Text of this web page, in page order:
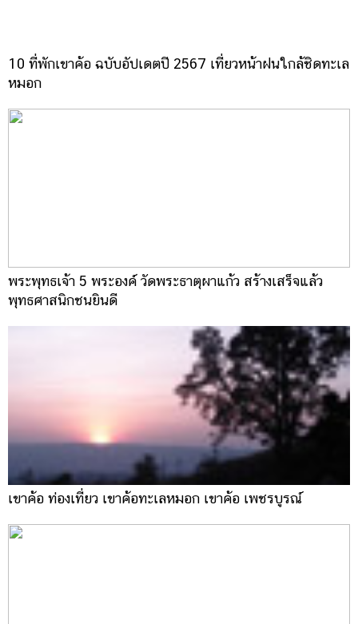
10 ที่พักเขาค้อ ฉบับอัปเดตปี 2567 เที่ยวหน้าฝนใกล้ชิดทะเล
หมอก
พระพุทธเจ้า 5 พระองค์ วัดพระธาตุผาแก้ว สร้างเสร็จแล้ว
พุทธศาสนิกชนยินดี
เขาค้อ ท่องเที่ยว เขาค้อทะเลหมอก เขาค้อ เพชรบูรณ์